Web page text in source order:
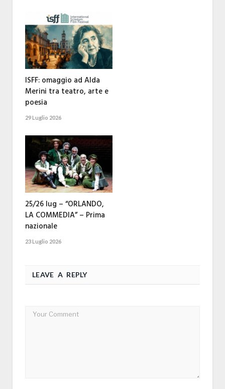
ISFF: omaggio ad Alda
Merini tra teatro, arte e
poesia
29 Luglio 2026
25/26 lug – “ORLANDO,
LA COMMEDIA” – Prima
nazionale
23 Luglio 2026
LEAVE A REPLY